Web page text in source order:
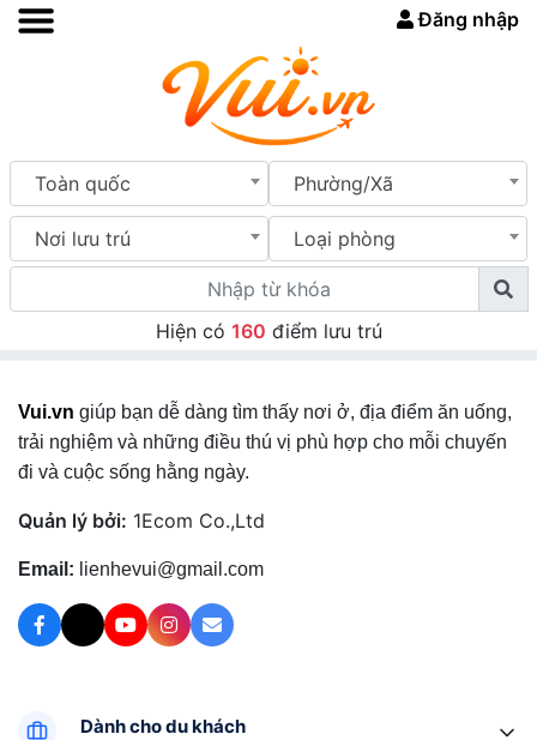
Đăng nhập
Toàn quốc Phường/Xã
Nơi lưu trú Loại phòng
Hiện có 160 điểm lưu trú
Vui.vn giúp bạn dễ dàng tìm thấy nơi ở, địa điểm ăn uống,
trải nghiệm và những điều thú vị phù hợp cho mỗi chuyến
đi và cuộc sống hằng ngày.
Quản lý bởi: 1Ecom Co.,Ltd
Email: lienhevui@gmail.com
Dành cho du khách